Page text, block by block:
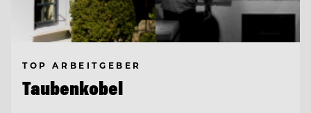
TOP ARBEITGEBER
Taubenkobel